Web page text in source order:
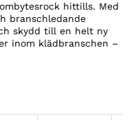
hittills. Med
branschledande
skydd till en helt ny
inom klädbranschen –